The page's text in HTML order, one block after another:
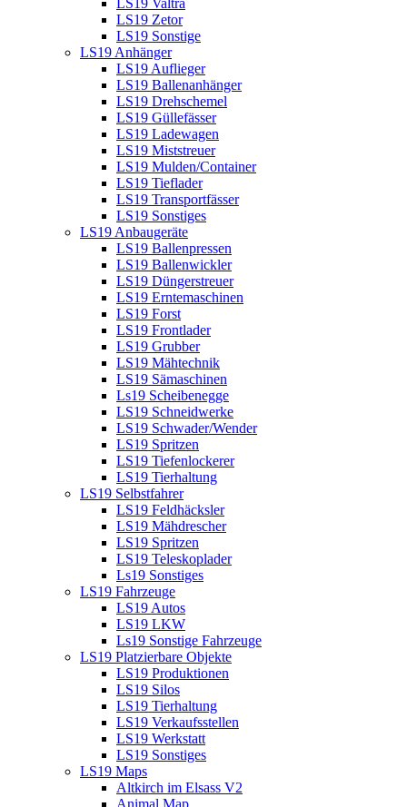
LS19 Valtra
LS19 Zetor
LS19 Sonstige
LS19 Anhänger
LS19 Auflieger
LS19 Ballenanhänger
LS19 Drehschemel
LS19 Güllefässer
LS19 Ladewagen
LS19 Miststreuer
LS19 Mulden/Container
LS19 Tieflader
LS19 Transportfässer
LS19 Sonstiges
LS19 Anbaugeräte
LS19 Ballenpressen
LS19 Ballenwickler
LS19 Düngerstreuer
LS19 Erntemaschinen
LS19 Forst
LS19 Frontlader
LS19 Grubber
LS19 Mähtechnik
LS19 Sämaschinen
Ls19 Scheibenegge
LS19 Schneidwerke
LS19 Schwader/Wender
LS19 Spritzen
LS19 Tiefenlockerer
LS19 Tierhaltung
LS19 Selbstfahrer
LS19 Feldhäcksler
LS19 Mähdrescher
LS19 Spritzen
LS19 Teleskoplader
Ls19 Sonstiges
LS19 Fahrzeuge
LS19 Autos
LS19 LKW
Ls19 Sonstige Fahrzeuge
LS19 Platzierbare Objekte
LS19 Produktionen
LS19 Silos
LS19 Tierhaltung
LS19 Verkaufsstellen
LS19 Werkstatt
LS19 Sonstiges
LS19 Maps
Altkirch im Elsass V2
Animal Map